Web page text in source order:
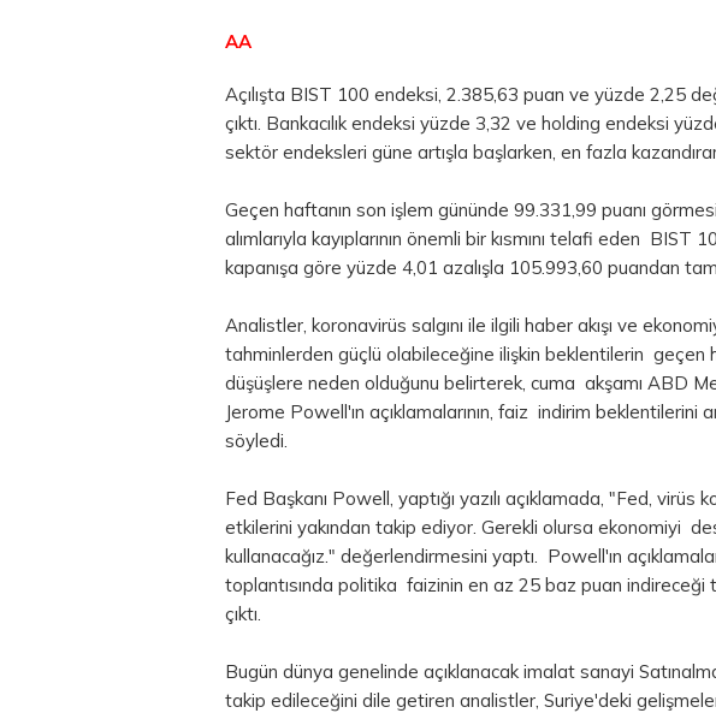
AA
Açılışta BIST 100 endeksi, 2.385,63 puan ve yüzde 2,25
çıktı. Bankacılık endeksi yüzde 3,32 ve holding endeksi
sektör endeksleri güne artışla başlarken, en fazla
Geçen haftanın son işlem gününde 99.331,99 puanı
alımlarıyla kayıplarının önemli bir kısmını telafi eden BIST
kapanışa göre yüzde 4,01 azalışla 105.993,60 puandan
Analistler, koronavirüs salgını ile ilgili haber akışı ve
tahminlerden güçlü olabileceğine ilişkin beklentilerin geçen
düşüşlere neden olduğunu belirterek, cuma akşamı ABD
Jerome Powell'ın açıklamalarının, faiz indirim beklentilerini
söyledi.
Fed Başkanı Powell, yaptığı yazılı açıklamada, "Fed, virüs
etkilerini yakından takip ediyor. Gerekli olursa ekonomiyi
kullanacağız." değerlendirmesini yaptı. Powell'ın
toplantısında politika faizinin en az 25 baz puan indireceği
çıktı.
Bugün dünya genelinde açıklanacak imalat sanayi
takip edileceğini dile getiren analistler, Suriye'deki